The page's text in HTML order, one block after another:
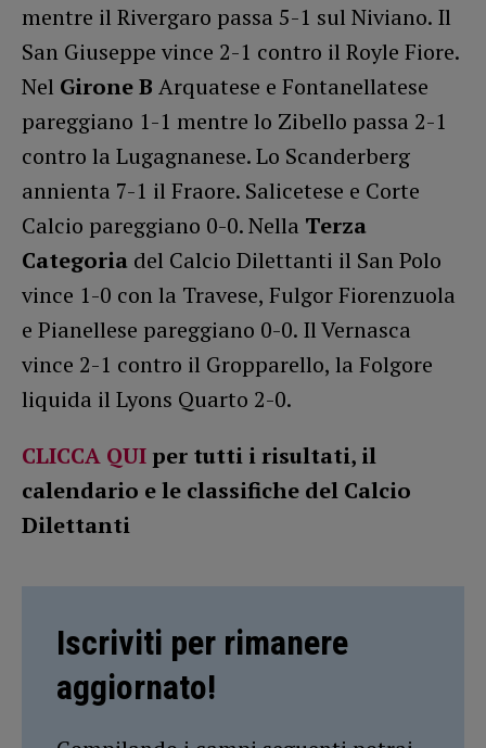
mentre il Rivergaro passa 5-1 sul Niviano. Il
San Giuseppe vince 2-1 contro il Royle Fiore.
Nel Girone B Arquatese e Fontanellatese
pareggiano 1-1 mentre lo Zibello passa 2-1
contro la Lugagnanese. Lo Scanderberg
annienta 7-1 il Fraore. Salicetese e Corte
Calcio pareggiano 0-0. Nella Terza
Categoria del Calcio Dilettanti il San Polo
vince 1-0 con la Travese, Fulgor Fiorenzuola
e Pianellese pareggiano 0-0. Il Vernasca
vince 2-1 contro il Gropparello, la Folgore
liquida il Lyons Quarto 2-0.
CLICCA QUI per tutti i risultati, il
calendario e le classifiche del Calcio
Dilettanti
Iscriviti per rimanere
aggiornato!